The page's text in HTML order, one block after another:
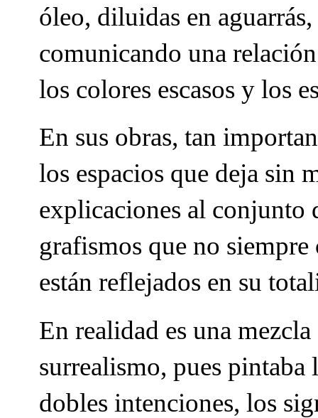
óleo, diluidas en
comunicando una
los colores escasos y los
En sus obras, tan
los espacios que deja sin
explicaciones al conjunto
grafismos que no
están reflejados en su
En realidad es una
surrealismo, pues pintaba
dobles intenciones, los